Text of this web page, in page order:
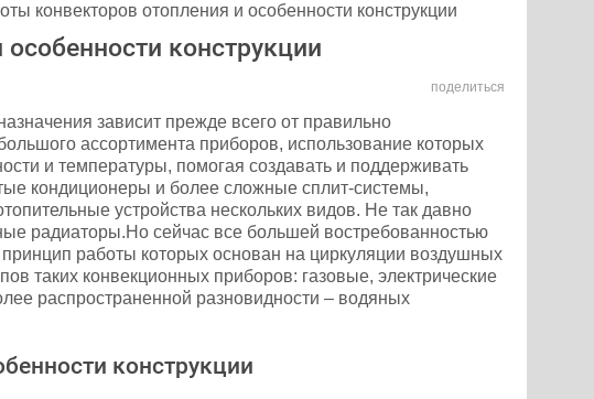
конвекторов отопления и особенности конструкции
конструкции
поделиться
зависит прежде всего от правильно
ассортимента приборов, использование которых
и температуры, помогая создавать и поддерживать
кондиционеры и более сложные сплит-системы,
устройства нескольких видов. Не так давно
радиаторы.Но сейчас все большей востребованностью
работы которых основан на циркуляции воздушных
таких конвекционных приборов: газовые, электрические
распространенной разновидности – водяных
конструкции